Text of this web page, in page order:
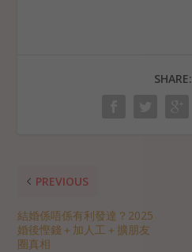
SHARE:
PREVIOUS
結婚係唔係有利發達？2025
婚後慳錢＋加人工＋擴朋友
圈真相